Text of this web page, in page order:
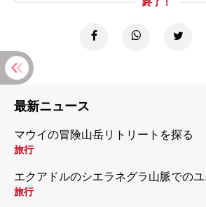
最新ニュース
マウイの冒険山岳リトリートを探る
旅行
エクアドルのシエラネグラ山脈での
旅行